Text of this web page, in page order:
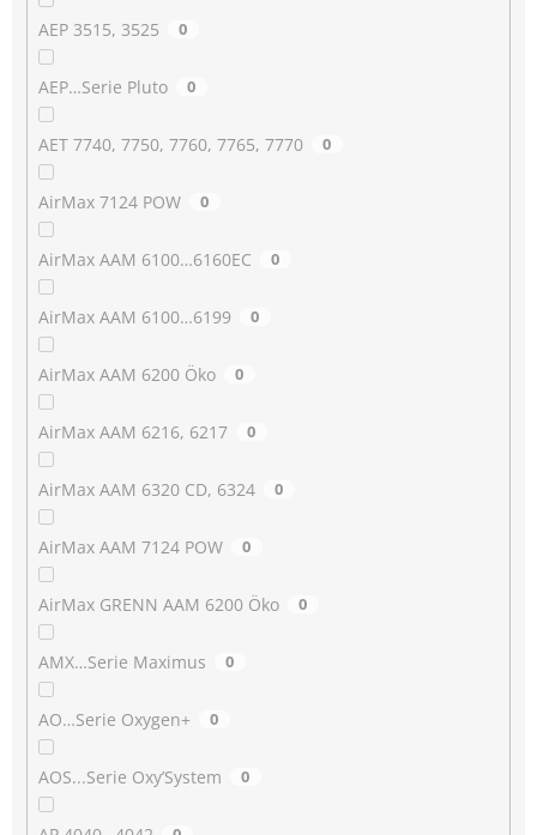
AEP 3515, 3525 0
AEP…Serie Pluto 0
AET 7740, 7750, 7760, 7765, 7770 0
AirMax 7124 POW 0
AirMax AAM 6100…6160EC 0
AirMax AAM 6100…6199 0
AirMax AAM 6200 Öko 0
AirMax AAM 6216, 6217 0
AirMax AAM 6320 CD, 6324 0
AirMax AAM 7124 POW 0
AirMax GRENN AAM 6200 Öko 0
AMX…Serie Maximus 0
AO…Serie Oxygen+ 0
AOS...Serie Oxy’System 0